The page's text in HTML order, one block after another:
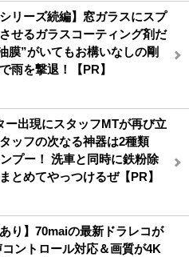
リーズ続編】窓ガラスにスプ
せるガラスコーティング剤だ
膜”がいてもお構いなしの剛
雨を撃退！【PR】
ー出現にスタッフMTが再び立
ッフの次なる神器は2種類
プー！ 洗車と同時に鉄粉除
とめてやっつけるぜ【PR】
り】70maiの最新ドラレコが
ントロール対応＆画質が4K